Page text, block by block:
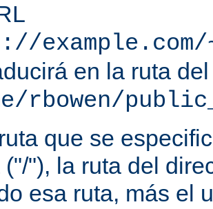
en la ruta
rbowen/
que se
("/"), la ruta del
esa ruta, más el